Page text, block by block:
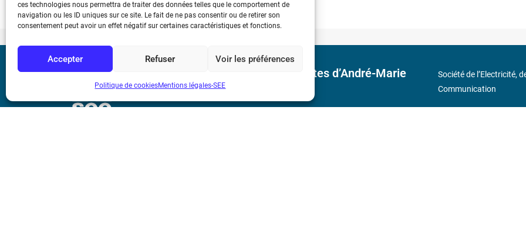
ces technologies nous permettra de traiter des données telles que le comportement de
navigation ou les ID uniques sur ce site. Le fait de ne pas consentir ou de retirer son
consentement peut avoir un effet négatif sur certaines caractéristiques et fonctions.
Accepter Refuser Voir les préférences
Politique de cookiesMentions légales-SEE
Bicentenaire des découvertes d’André-Marie
Ampère
Société de l’Electricité,
Communication